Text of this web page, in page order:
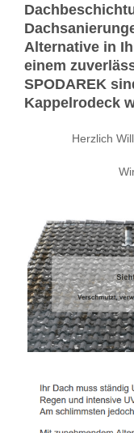
Alternative in
einem
SPODAREK
Kappelrodeck
Herzlich